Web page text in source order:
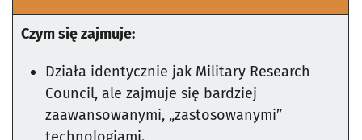
Czym się zajmuje:
Działa identycznie jak Military Research
Council, ale zajmuje się bardziej
zaawansowanymi, „zastosowanymi”